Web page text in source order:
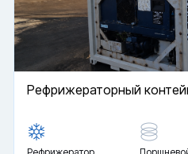
Рефрижераторный